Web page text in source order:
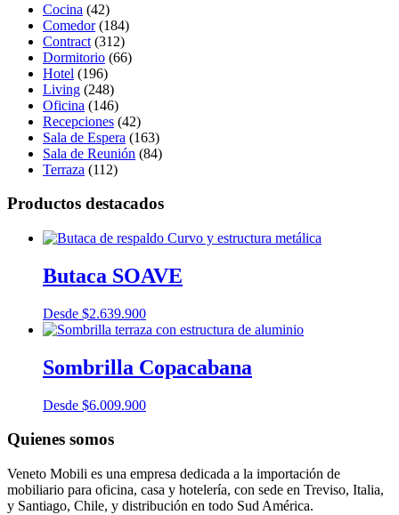
Cocina (42)
Comedor(184)
Contract (312)
Dormitorio (66)
Hotel (196)
Living (248)
Oficina (146)
Recepciones (42)
Sala de Espera (163)
Sala de Reunión (84)
Terraza (112)
Productos destacados
Butaca SOAVE
Desde $2.639.900
Sombrilla Copacabana
Desde $6.009.900
Quienes somos
Veneto Mobili es una empresa dedicada a la importación de
mobiliario para oficina, casa y hotelería, con sede en Treviso, Italia,
y Santiago, Chile, y distribución en todo Sud América.